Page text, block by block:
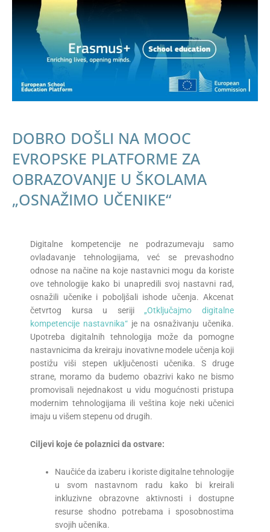
DOBRO DOŠLI NA MOOC
EVROPSKE PLATFORME ZA
OBRAZOVANJE U ŠKOLAMA
„OSNAŽIMO UČENIKE“
Digitalne kompetencije ne podrazumevaju samo
ovladavanje tehnologijama, već se prevashodno
odnose na načine na koje nastavnici mogu da koriste
ove tehnologije kako bi unapredili svoj nastavni rad,
osnažili učenike i poboljšali ishode učenja. Akcenat
četvrtog kursa u seriji „Otključajmo digitalne
kompetencije nastavnika“je na osnaživanju učenika.
Upotreba digitalnih tehnologija može da pomogne
nastavnicima da kreiraju inovativne modele učenja koji
postižu viši stepen uključenosti učenika. S druge
strane, moramo da budemo obazrivi kako ne bismo
promovisali nejednakost u vidu mogućnosti pristupa
modernim tehnologijama ili veština koje neki učenici
imaju u višem stepenu od drugih.
Ciljevi koje će polaznici da ostvare:
Naučiće da izaberu i koriste digitalne tehnologije
u svom nastavnom radu kako bi kreirali
inkluzivne obrazovne aktivnosti i dostupne
resurse shodno potrebama i sposobnostima
svojih učenika.